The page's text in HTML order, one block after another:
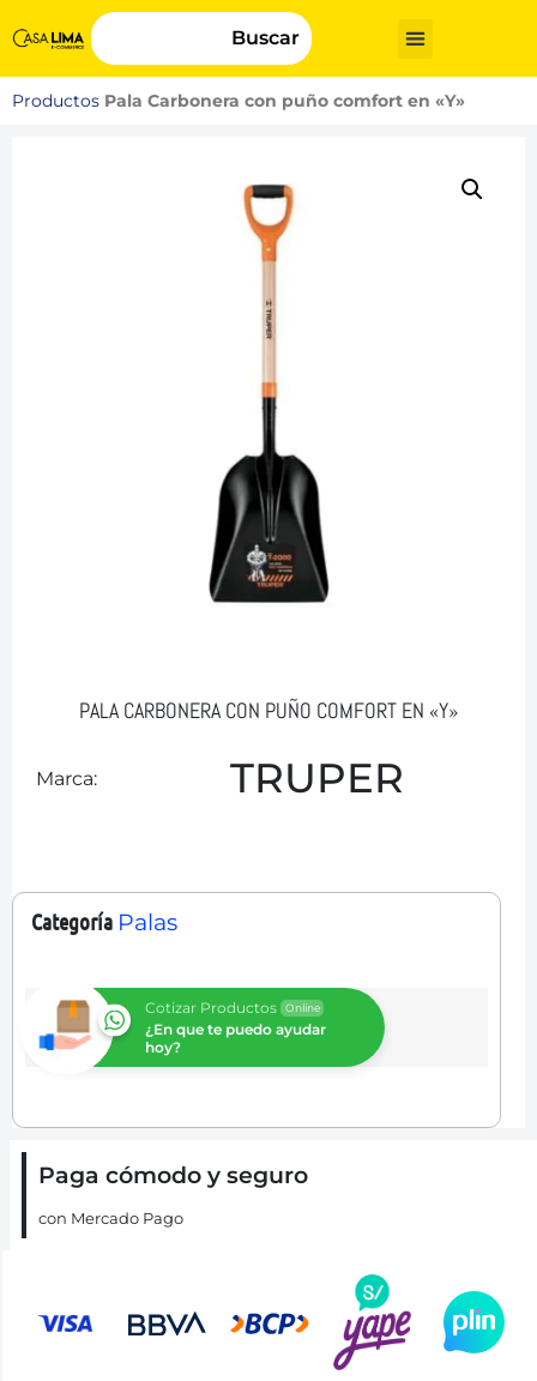
Buscar
Productos Pala Carbonera con puño comfort en «Y»
PALA CARBONERA CON PUÑO COMFORT EN «Y»
Marca: TRUPER
Categoría Palas
Cotizar Productos Online
¿En que te puedo ayudar
hoy?
Paga cómodo y seguro
con Mercado Pago